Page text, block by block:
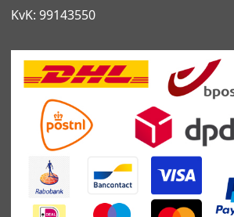
KvK: 99143550